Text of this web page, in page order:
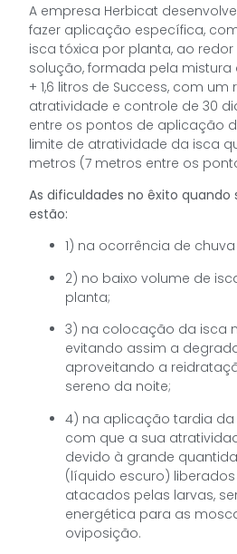
A empresa Herbicat
fazer aplicação específica,
isca tóxica por planta, ao
solução, formada pela mistura
+ 1,6 litros de Success, com um
atratividade e controle de 30
entre os pontos de aplicação
limite de atratividade da isca
metros (7 metros entre os
As dificuldades no êxito quando
estão:
1) na ocorrência de
2) no baixo volume de
planta;
3) na colocação da isca
evitando assim a
aproveitando a
sereno da noite;
4) na aplicação tardia da
com que a sua
devido à grande
(líquido escuro)
atacados pelas larvas,
energética para as
oviposição.